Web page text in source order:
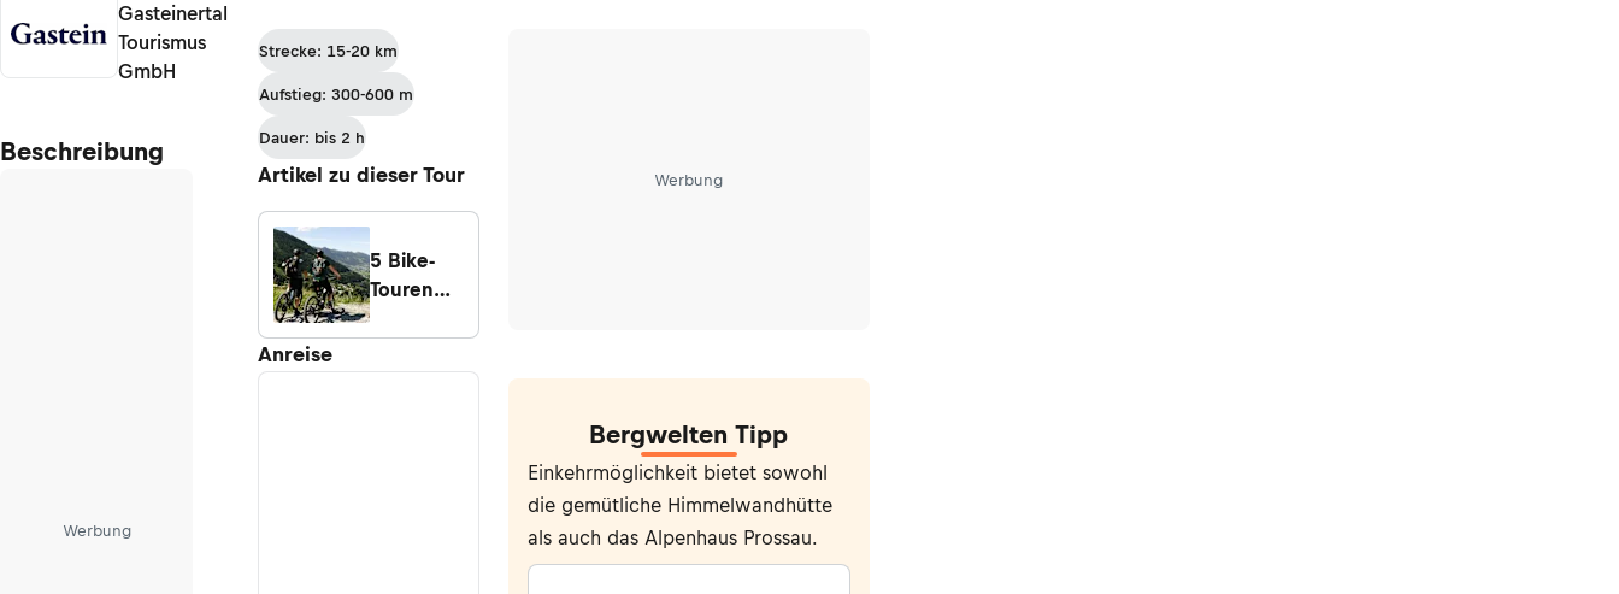
Gasteinertal
Tourismus
GmbH
Beschreibung
Werbung
Strecke: 15-20 km
Aufstieg: 300-600 m
Dauer: bis 2 h
Artikel zu dieser Tour
5 Bike-
Touren
Gasteiner
Anreise
Werbung
Bergwelten Tipp
Einkehrmöglichkeit bietet sowohl
die gemütliche Himmelwandhütte
als auch das Alpenhaus Prossau.